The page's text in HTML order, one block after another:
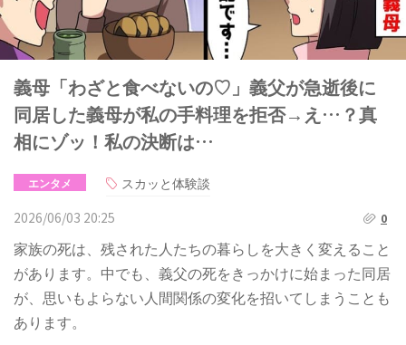
義母「わざと食べないの♡」義父が急逝後に
同居した義母が私の手料理を拒否→え…？真
相にゾッ！私の決断は…
エンタメ
スカッと体験談
2026/06/03 20:25
0
家族の死は、残された人たちの暮らしを大きく変えること
があります。中でも、義父の死をきっかけに始まった同居
が、思いもよらない人間関係の変化を招いてしまうことも
あります。